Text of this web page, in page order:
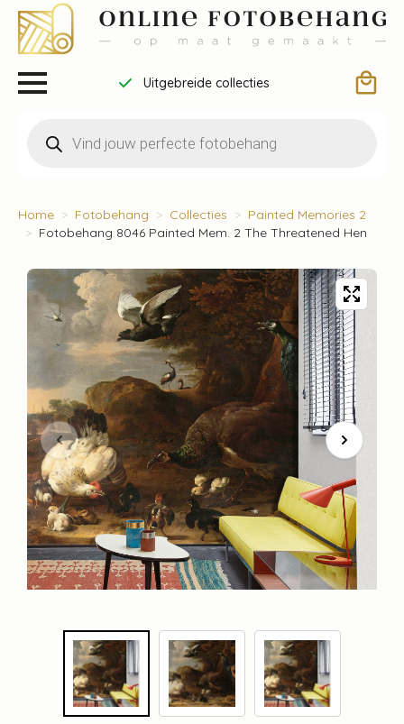
Uitgebreide collecties
zoeken
Home Fotobehang Collecties
Painted Memories 2
Fotobehang 8046 Painted Mem. 2 The Threatened Hen